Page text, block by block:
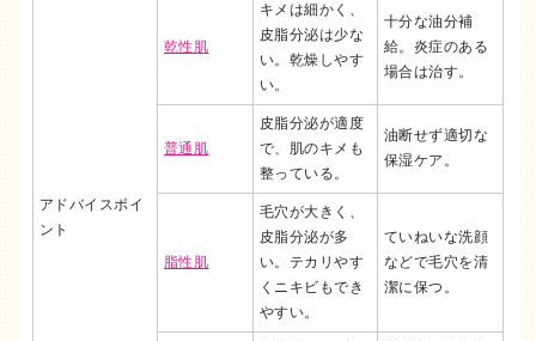
アドバイスポイ
ント
乾性肌
キメは細かく、
皮脂分泌は少な
い。乾燥しやす
い。
十分な油分補
給。炎症のある
場合は治す。
普通肌
皮脂分泌が適度
で、肌のキメも
整っている。
油断せず適切な
保湿ケア。
脂性肌
毛穴が大きく、
皮脂分泌が多
い。テカリやす
くニキビもでき
やすい。
ていねいな洗顔
などで毛穴を清
潔に保つ。